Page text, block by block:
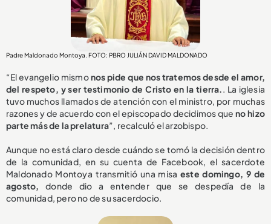
Padre Maldonado Montoya. FOTO: PBRO JULIÁN DAVID MALDONADO
“El evangelio mismonos pide que nos tratemos desde el amor,
del respeto, y ser testimonio de Cristo en la tierra.. La iglesia
tuvo muchos llamados de atención con el ministro, por muchas
razones y de acuerdo con el episcopado decidimos queno hizo
parte más de la prelatura”, recalculó el arzobispo.
Aunque no está claro desde cuándo se tomó la decisión dentro
de la comunidad, en su cuenta de Facebook, el sacerdote
Maldonado Montoya transmitió una misa este domingo, 9 de
agosto, donde dio a entender que se despedía de la
comunidad, pero no de su sacerdocio.